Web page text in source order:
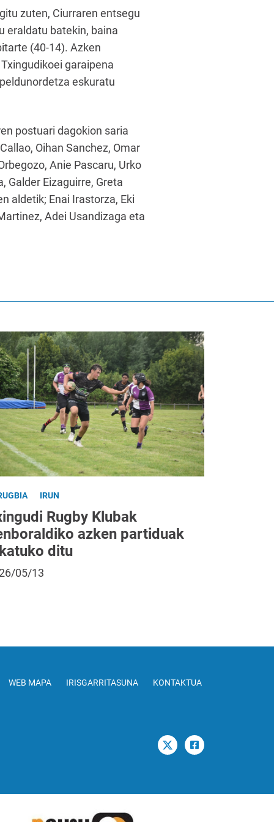
zuten, Ciurraren entsegu
eraldatu batekin, baina
(40-14). Azken
garaipena
eskuratu
postuari dagokion saria
Oihan Sanchez, Omar
Anie Pascaru, Urko
Galder Eizaguirre, Greta
aldetik; Enai Irastorza, Eki
Adei Usandizaga eta
IRUN
Rugby Klubak
azken partiduak
ditu
05/13
WEB MAPA IRISGARRITASUNA KONTAKTUA